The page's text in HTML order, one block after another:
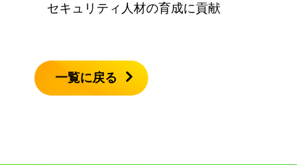
セキュリティ人材の育成に貢献
一覧に戻る